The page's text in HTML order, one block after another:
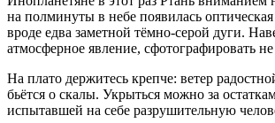
на полминуты в небе появилась
вроде едва заметной тёмно-серой дуги.
атмосферное явление, сфотографировать не
На плато держитесь крепче: ветер
бьётся о скалы. Укрыться можно за
испытавшей на себе разрушительную